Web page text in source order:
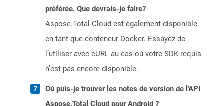
préférée. Que devrais-je faire?
Aspose.Total Cloud est également disponible
en tant que conteneur Docker. Essayez de
l’utiliser avec cURL au cas où votre SDK requis
n’est pas encore disponible.
Où puis-je trouver les notes de version de l'API
Aspose.Total Cloud pour Android ?